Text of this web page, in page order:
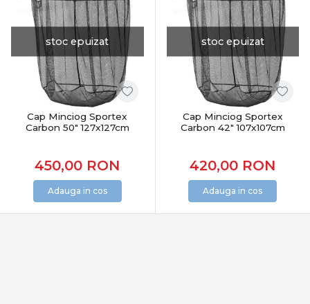
Monturi eficiente și adaptabile
Pescuitul la crap presupune:
monturi bine echilibrate
adaptare la substrat și adâncime
prezentare corectă a momelii
schimbări rapide în funcție de activitatea peștilor
Accesoriile dedicate permit optimizarea fiecărui detaliu.
protecția peștelui este esențială
manipularea se face pe saltele dedicate
stoc epuizat
Cap Minciog Sportex
Carbon 50" 127x127cm
450,00 RON
Adauga in cos
stoc epuizat
Cap Minciog Sportex
Carbon 42" 107x107cm
420,00 RON
Adauga in cos